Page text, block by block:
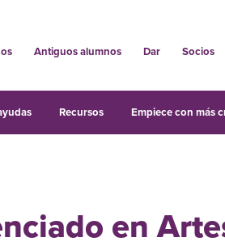
Antiguos alumnos Dar Socios
Recursos Empiece con más
en